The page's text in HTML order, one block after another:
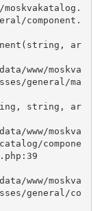
moskvakatalog.
component.
ar
general/ma
string, ar
compone
general/co